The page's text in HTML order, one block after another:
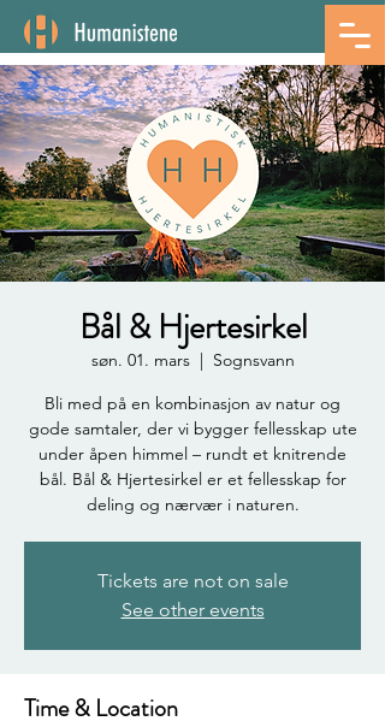
Bål & Hjertesirkel
søn. 01. mars
  |
Sognsvann
Bli med på en kombinasjon av natur og
gode samtaler, der vi bygger fellesskap ute
under åpen himmel – rundt et knitrende
bål. Bål & Hjertesirkel er et fellesskap for
deling og nærvær i naturen.
Tickets are not on sale
See other events
Time & Location